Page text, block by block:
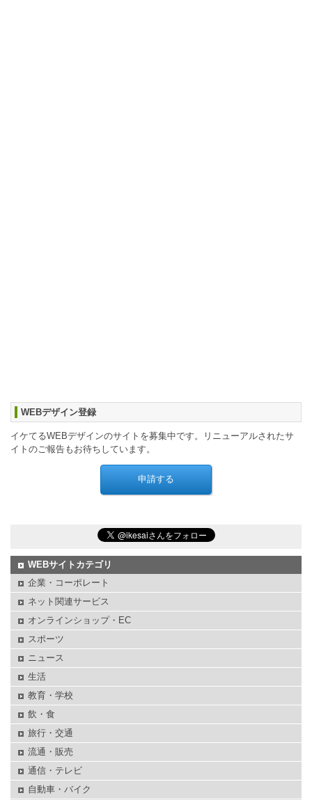
WEBデザイン登録
イケてるWEBデザインのサイトを募集中です。リニューアルされたサ
イトのご報告もお待ちしています。
WEBサイトカテゴリ
企業・コーポレート
ネット関連サービス
オンラインショップ・EC
スポーツ
ニュース
生活
教育・学校
飲・食
旅行・交通
流通・販売
通信・テレビ
自動車・バイク